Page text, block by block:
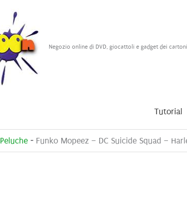
Negozio online di DVD, giocattoli e gadget dei
Tutorial
Peluche - Funko Mopeez – DC Suicide Squad –